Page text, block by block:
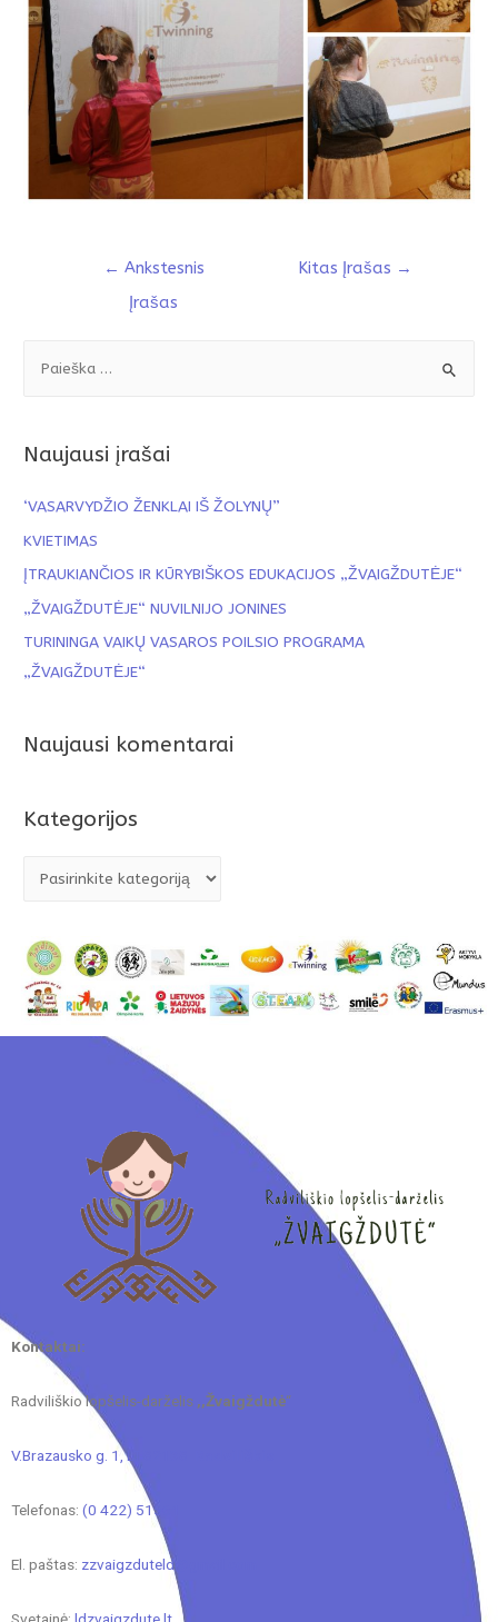
← Ankstesnis
Įrašas
Kitas Įrašas →
Naujausi įrašai
‘VASARVYDŽIO ŽENKLAI IŠ ŽOLYNŲ”
KVIETIMAS
ĮTRAUKIANČIOS IR KŪRYBIŠKOS EDUKACIJOS „ŽVAIGŽDUTĖJE“
„ŽVAIGŽDUTĖJE“ NUVILNIJO JONINES
TURININGA VAIKŲ VASAROS POILSIO PROGRAMA
„ŽVAIGŽDUTĖJE“
Naujausi komentarai
Kategorijos
Kontaktai:
Radviliškio lopšelis-darželis ,,Žvaigždutė“
V.Brazausko g. 1, LT-82138
Telefonas: (0 422) 51561
El. paštas: zzvaigzduteld@gmail.com